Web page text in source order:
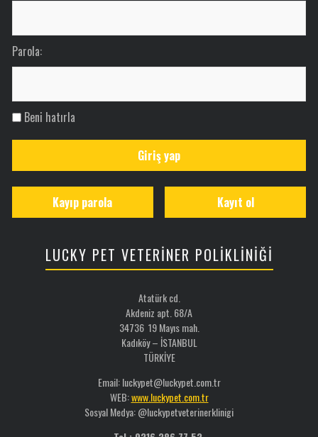
Parola:
Beni hatırla
Giriş yap
Kayıt ol
Kayıp parola
LUCKY PET VETERİNER POLİKLİNİĞİ
Atatürk cd.
Akdeniz apt. 68/A
34736 19 Mayıs mah.
Kadıköy – İSTANBUL
TÜRKİYE
Email: luckypet@luckypet.com.tr
WEB:www.luckypet.com.tr
Sosyal Medya: @luckypetveterinerklinigi